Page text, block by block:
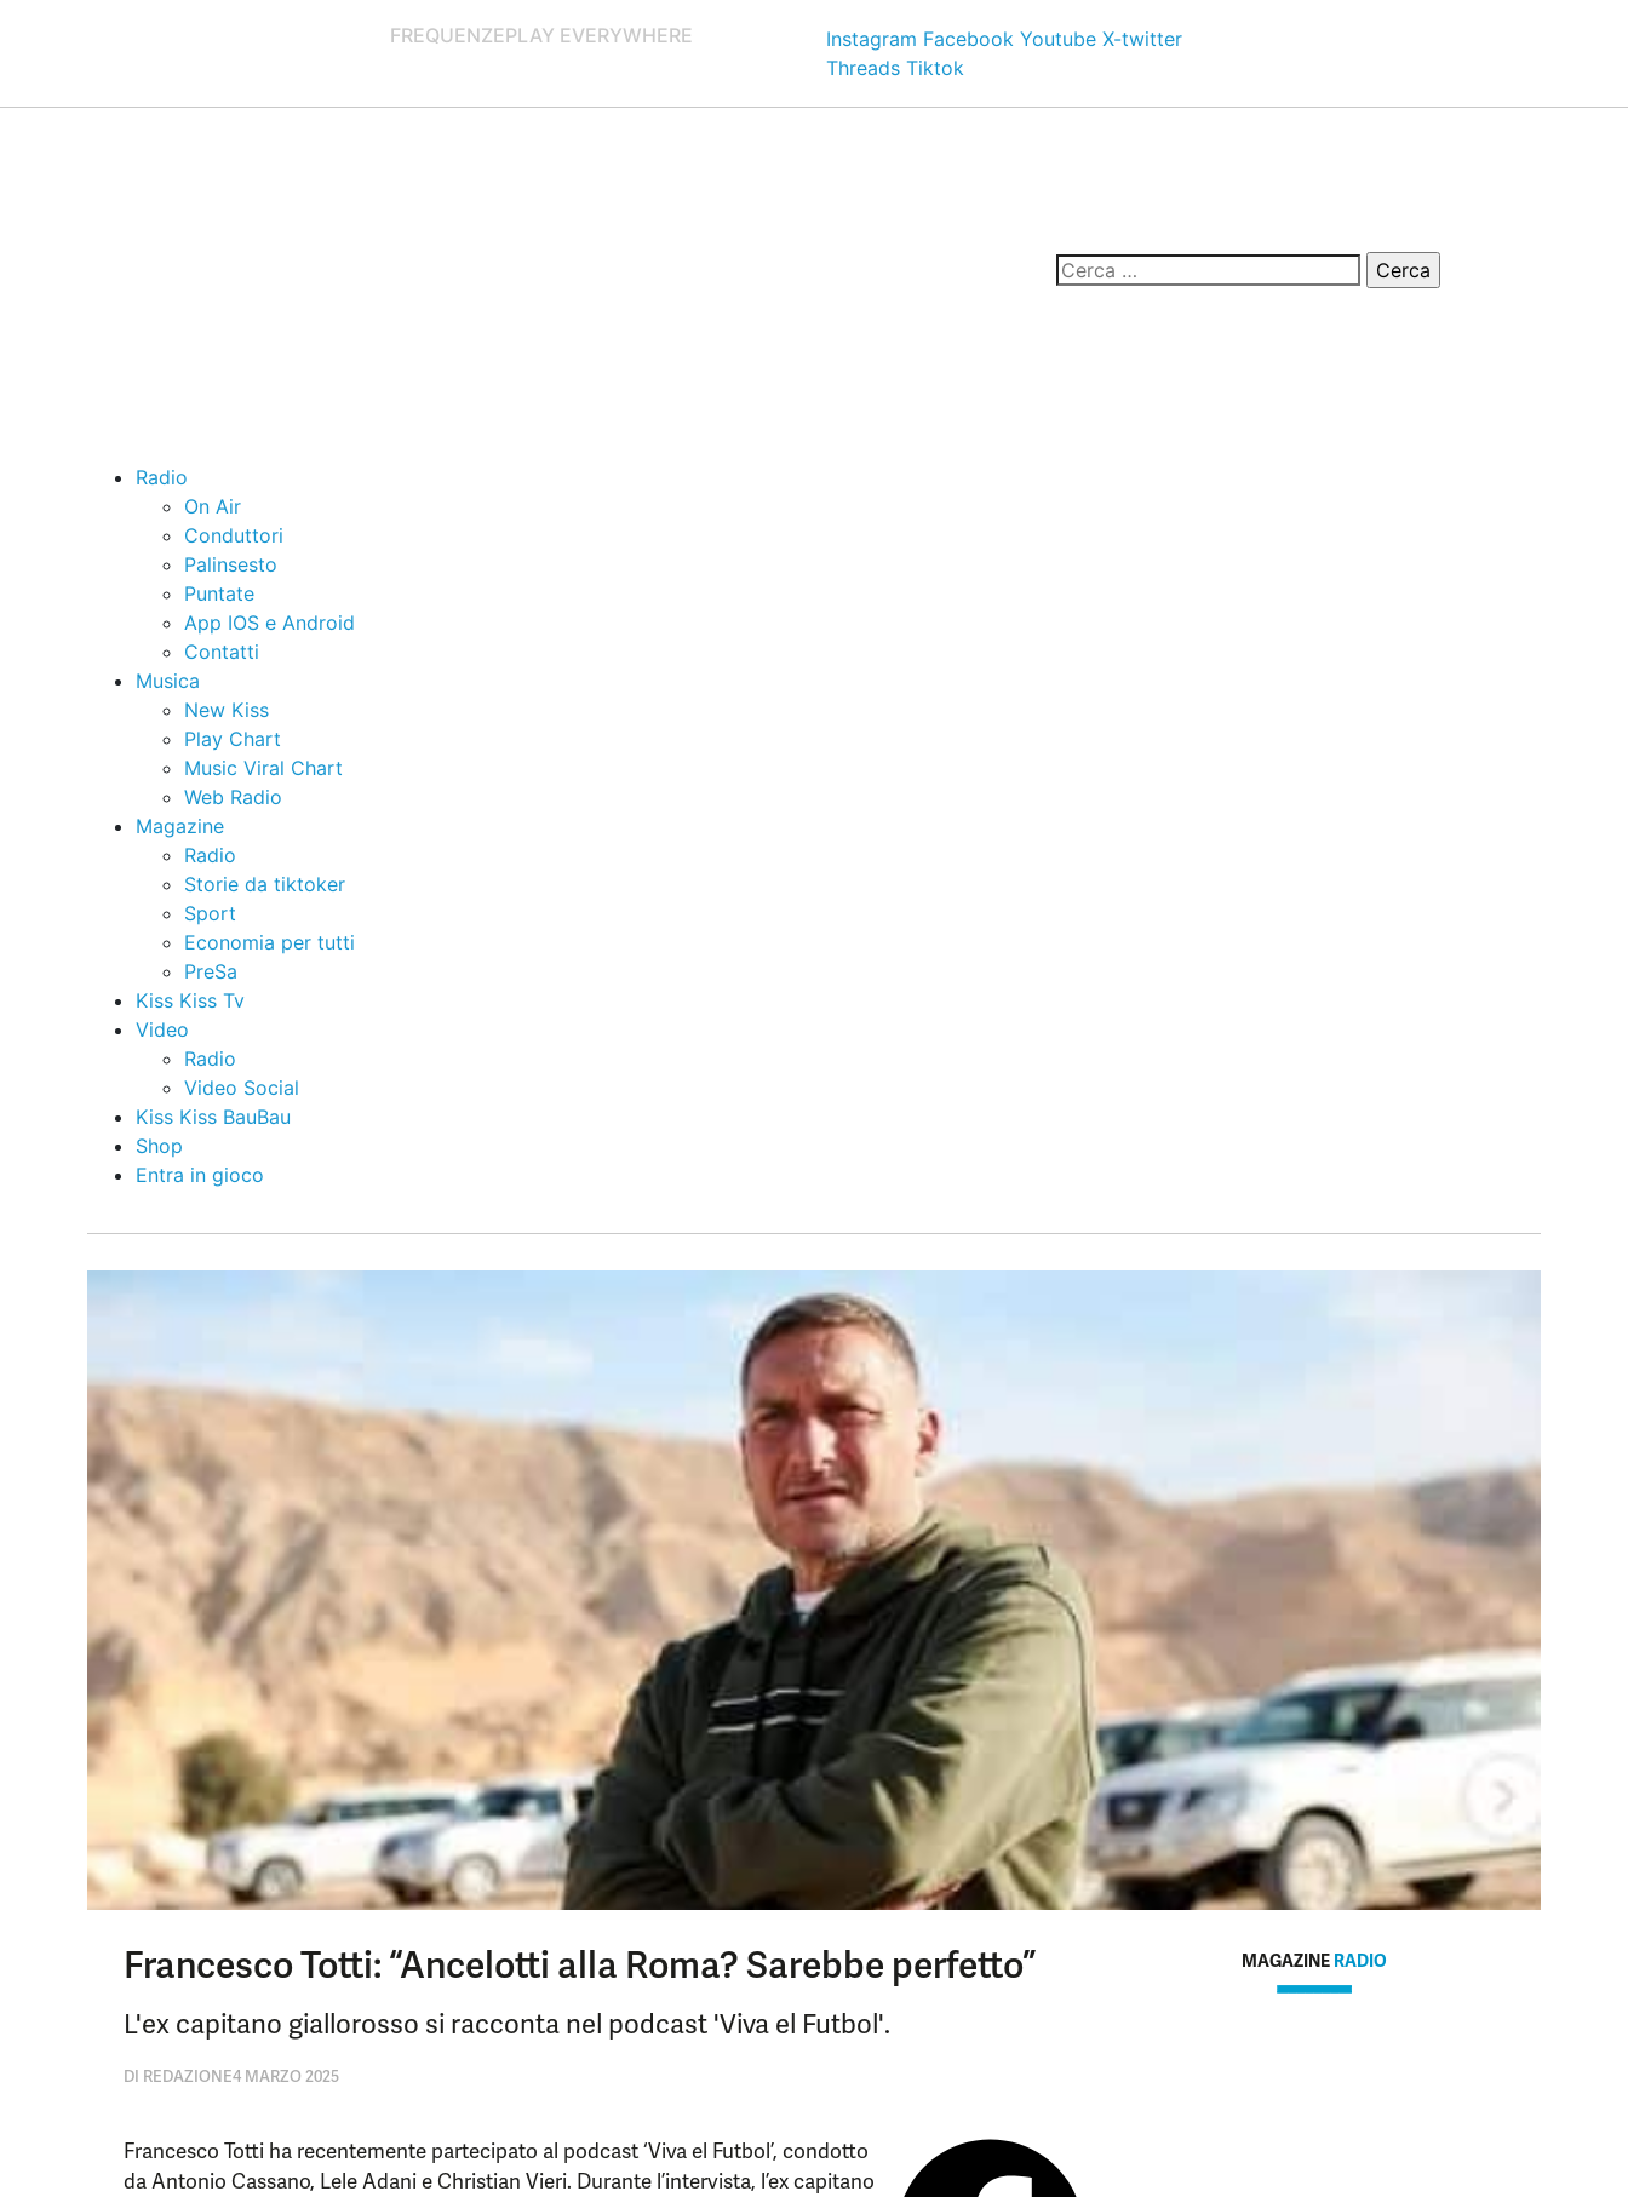
FREQUENZEPLAY EVERYWHERE Instagram Facebook Youtube X-twitter
Threads Tiktok
Radio
On Air
Conduttori
Palinsesto
Puntate
App IOS e Android
Contatti
Musica
New Kiss
Play Chart
Music Viral Chart
Web Radio
Magazine
Radio
Storie da tiktoker
Sport
Economia per tutti
PreSa
Kiss Kiss Tv
Video
Radio
Video Social
Kiss Kiss BauBau
Shop
Entra in gioco
Francesco Totti: “Ancelotti alla Roma? Sarebbe perfetto”
L'ex capitano giallorosso si racconta nel podcast 'Viva el Futbol'.
DI REDAZIONE4 MARZO 2025
Francesco Totti ha recentemente partecipato al podcast ‘Viva el Futbol’, condotto
da Antonio Cassano, Lele Adani e Christian Vieri. Durante l’intervista, l’ex capitano
MAGAZINE RADIO